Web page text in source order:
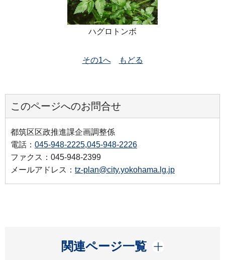
ハグロトンボ
その1へ もどる
このページへのお問合せ
都筑区区政推進課企画調整係
電話： 045-948-2225,045-948-2226
ファクス：045-948-2399
メールアドレス： tz-plan@city.yokohama.lg.jp
関連ページ一覧
開く